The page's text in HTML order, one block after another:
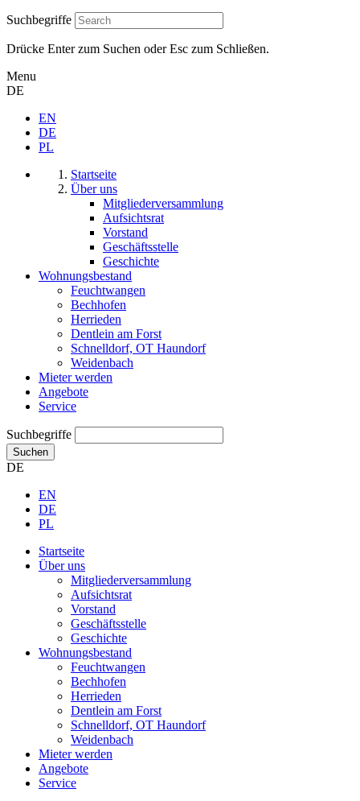
Suchbegriffe
Drücke Enter zum Suchen oder Esc zum Schließen.
Menu
DE
EN
DE
PL
Startseite
Über uns
Mitgliederversammlung
Aufsichtsrat
Vorstand
Geschäftsstelle
Geschichte
Wohnungsbestand
Feuchtwangen
Bechhofen
Herrieden
Dentlein am Forst
Schnelldorf, OT Haundorf
Weidenbach
Mieter werden
Angebote
Service
Suchbegriffe
Suchen
DE
EN
DE
PL
Startseite
Über uns
Mitgliederversammlung
Aufsichtsrat
Vorstand
Geschäftsstelle
Geschichte
Wohnungsbestand
Feuchtwangen
Bechhofen
Herrieden
Dentlein am Forst
Schnelldorf, OT Haundorf
Weidenbach
Mieter werden
Angebote
Service